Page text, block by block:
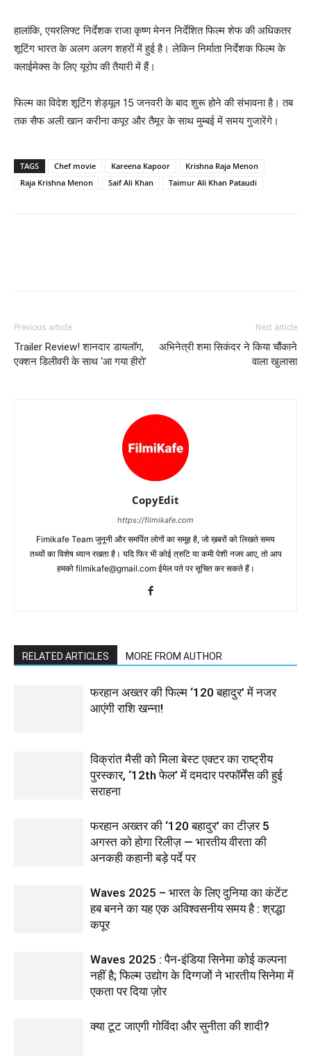
हालांकि, एयरलिफ्ट निर्देशक राजा कृष्‍ण मेनन निर्देशित फिल्‍म शेफ की अधिकतर
शूटिंग भारत के अलग अलग शहरों में हुई है। लेकिन निर्माता निर्देशक फिल्‍म के
क्‍लाईमेक्‍स के लिए यूरोप की तैयारी में हैं।
फिल्‍म का विदेश शूटिंग शेड्यूल 15 जनवरी के बाद शुरू होने की संभावना है। तब
तक सैफ अली खान करीना कपूर और तैमूर के साथ मुम्‍बई में समय गुजारेंगे।
TAGS Chef movie Kareena Kapoor
Krishna Raja Menon
Raja Krishna Menon
Saif Ali Khan Taimur Ali Khan Pataudi
Previous article
Trailer Review! शानदार डायलॉग,
एक्‍शन डिलीवरी के साथ ‘आ गया हीरो’
Next article
अभिनेत्री शमा सिकंदर ने किया चौंकाने
वाला खुलासा
CopyEdit
https://filmikafe.com
Fimikafe Team जुनूनी और समर्पित लोगों का समूह है, जो ख़बरों को लिखते समय
तथ्‍यों का विशेष ध्‍यान रखता है। यदि फिर भी कोई त्रुटि या कमी पेशी नजर आए, तो आप
हमको filmikafe@gmail.com ईमेल पते पर सूचित कर सकते हैं।
RELATED ARTICLES MORE FROM AUTHOR
फरहान अख्तर की फिल्म ‘120 बहादुर’ में नजर
आएंगी राशि खन्ना!
विक्रांत मैसी को मिला बेस्ट एक्टर का राष्ट्रीय
पुरस्कार, ‘12th फेल’ में दमदार परफॉर्मेंस की हुई
सराहना
फरहान अख्तर की ‘120 बहादुर’ का टीज़र 5
अगस्त को होगा रिलीज़ — भारतीय वीरता की
अनकही कहानी बड़े पर्दे पर
Waves 2025 – भारत के लिए दुनिया का कंटेंट
हब बनने का यह एक अविश्वसनीय समय है : श्रद्धा
कपूर
Waves 2025 : पैन-इंडिया सिनेमा कोई कल्पना
नहीं है; फिल्म उद्योग के दिग्गजों ने भारतीय सिनेमा में
एकता पर दिया ज़ोर
क्या टूट जाएगी गोविंदा और सुनीता की शादी?